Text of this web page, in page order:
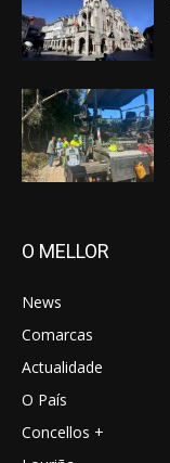
O MELLOR
News
Comarcas
Actualidade
O País
Concellos +